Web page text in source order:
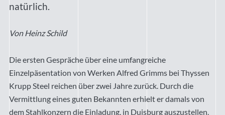
natürlich.
Von Heinz Schild
Die ersten Gespräche über eine umfangreiche
Einzelpäsentation von Werken Alfred Grimms bei Thyssen
Krupp Steel reichen über zwei Jahre zurück. Durch die
Vermittlung eines guten Bekannten erhielt er damals von
dem Stahlkonzern die Einladung, in Duisburg auszustellen.